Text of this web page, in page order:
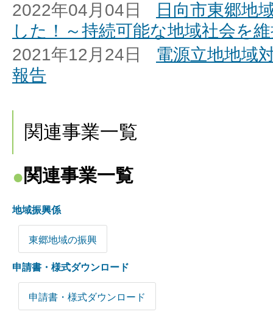
2022年04月04日
日向市東郷地
した！～持続可能な地域社会を
2021年12月24日
電源立地地域
報告
関連事業一覧
関連事業一覧
地域振興係
東郷地域の振興
申請書・様式ダウンロード
申請書・様式ダウンロード